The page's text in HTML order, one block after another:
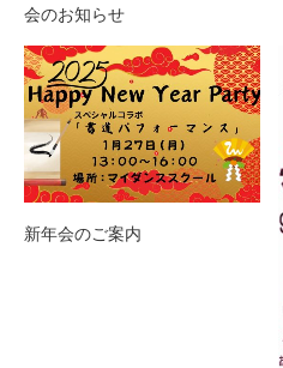
会のお知らせ
新年会のご案内